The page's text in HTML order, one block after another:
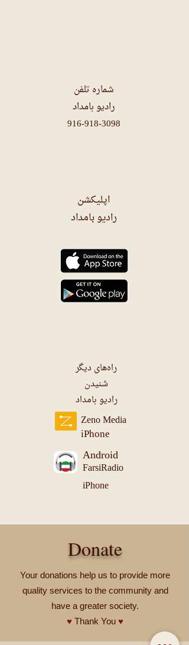
شماره تلفن
رادیو بامداد
916-918-3098
اپلیکشن
رادیو بامداد
راه‌های دیگر
شنیدن
رادیو بامداد
Zeno Media
iPhone
Android
FarsiRadio
iPhone
Donate
Your donations help us to provide more
quality services to the community and
have a greater society.
♥ Thank You ♥